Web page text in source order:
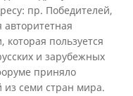
пр. Победителей,
которая пользуется
и зарубежных
приняло
из семи стран мира.